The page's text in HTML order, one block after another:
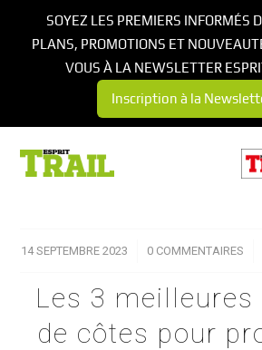
14 SEPTEMBRE 2023
/ 0 COMMENTAIRES
/
Les 3 meilleures
de côtes pour
SOYEZ LES PREMIERS INFORMÉS
PLANS, PROMOTIONS ET
VOUS À LA NEWSLETTER
Inscription à la